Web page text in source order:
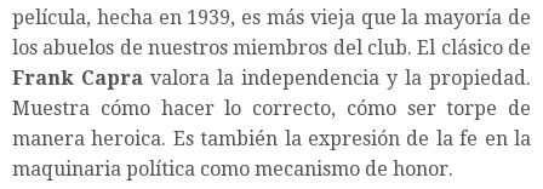
película, hecha en 1939, es más vieja que la mayoría de
los abuelos de nuestros miembros del club. El clásico de
Frank Capra valora la independencia y la propiedad.
Muestra cómo hacer lo correcto, cómo ser torpe de
manera heroica. Es también la expresión de la fe en la
maquinaria política como mecanismo de honor.